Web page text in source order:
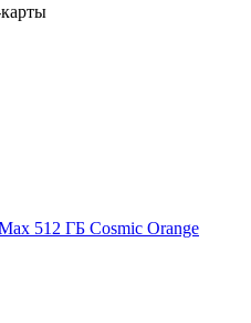
512 ГБ Cosmic Orange